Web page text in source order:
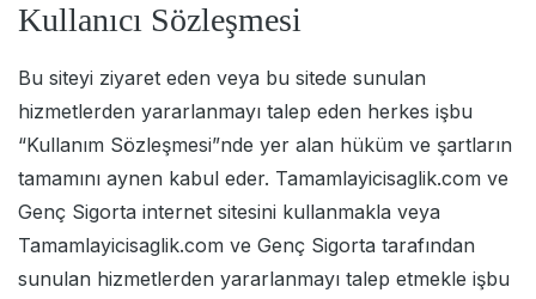
Kullanıcı Sözleşmesi
Bu siteyi ziyaret eden veya bu sitede sunulan
hizmetlerden yararlanmayı talep eden herkes işbu
“Kullanım Sözleşmesi”nde yer alan hüküm ve şartların
tamamını aynen kabul eder. Tamamlayicisaglik.com ve
Genç Sigorta internet sitesini kullanmakla veya
Tamamlayicisaglik.com ve Genç Sigorta tarafından
sunulan hizmetlerden yararlanmayı talep etmekle işbu